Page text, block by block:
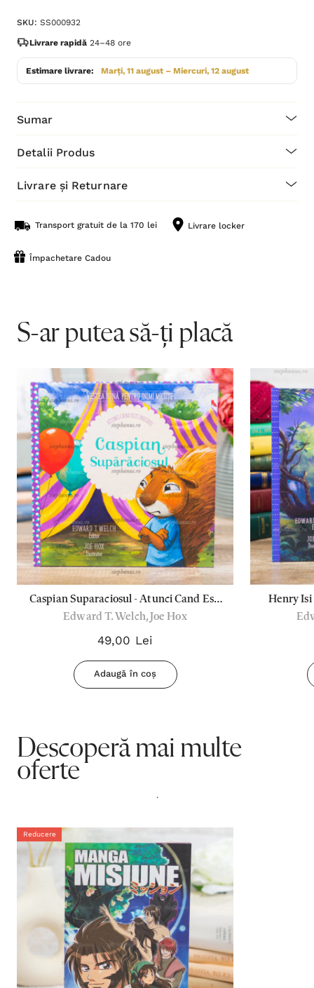
SKU: SS000932
Livrare rapidă 24–48 ore
Estimare livrare: Marți, 11 august – Miercuri, 12 august
Sumar
Detalii Produs
Livrare și Returnare
Transport gratuit de la 170 lei Livrare locker
Împachetare Cadou
S-ar putea să-ți placă
Caspian Suparaciosul - Atunci Cand Esti
Invidios!
Edward T. Welch, Joe Hox
49,00 Lei
Adaugă în coș
Henry Isi
Descoperă mai multe
oferte
.
Reducere